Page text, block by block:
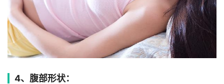
4、腹部形状：